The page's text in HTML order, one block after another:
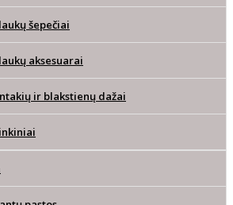
šepečiai
aksesuarai
ir blakstienų dažai